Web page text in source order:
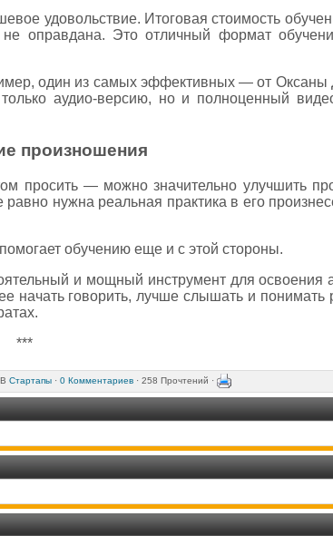
удовольствие. Итоговая стоимость
оправдана. Это отличный формат
один из самых эффективных — от Оксаны
аудио-версию, но и полноценный
произношения
просить — можно значительно улучшить
нужна реальная практика в его
обучению еще и с этой стороны.
и мощный инструмент для освоения
говорить, лучше слышать и понимать
***
В Стартапы · 0 Комментариев · 258 Прочтений ·